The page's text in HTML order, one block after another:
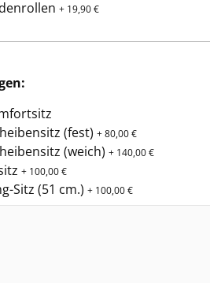
+ 19,90 €
(fest) + 80,00 €
(weich) + 140,00 €
+ 100,00 €
Sitz (51 cm.) + 100,00 €